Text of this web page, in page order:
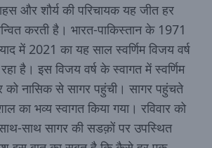
और शौर्य की परिचायक यह जीत हर
करती है। भारत-पाकिस्तान के 1971
में 2021 का यह साल स्वर्णिम विजय वर्ष
है। इस विजय वर्ष के स्वागत में स्वर्णिम
को नासिक से सागर पहुंची। सागर पहुंचते
का भव्य स्वागत किया गया। रविवार को
साथ सागर की सडक़ों पर उपस्थित